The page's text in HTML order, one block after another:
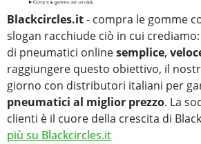
Blackcircles.it- compra le gomme
slogan racchiude ciò in cui
di pneumatici onlinesemplice,
raggiungere questo obiettivo, il
giorno con distributori italiani per
pneumatici al miglior prezzo. La
clienti è il cuore della crescita di
più su Blackcircles.it